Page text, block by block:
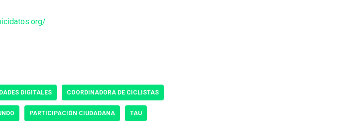
DIGITALES COORDINADORA DE CICLISTAS
PARTICIPACIÓN CIUDADANA TAU